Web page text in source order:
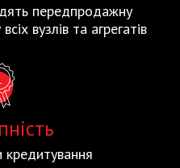
передпродажну
вузлів та агрегатів
кредитування